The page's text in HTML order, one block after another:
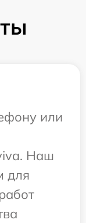
или
Наш
для